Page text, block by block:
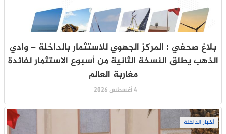
بلاغ صحفي : المركز الجهوي للاستثمار بالداخلة – وادي
الذهب يطلق النسخة الثانية من أسبوع الاستثمار لفائدة
مغاربة العالم
4 أغسطس 2026
أخبار الداخلة